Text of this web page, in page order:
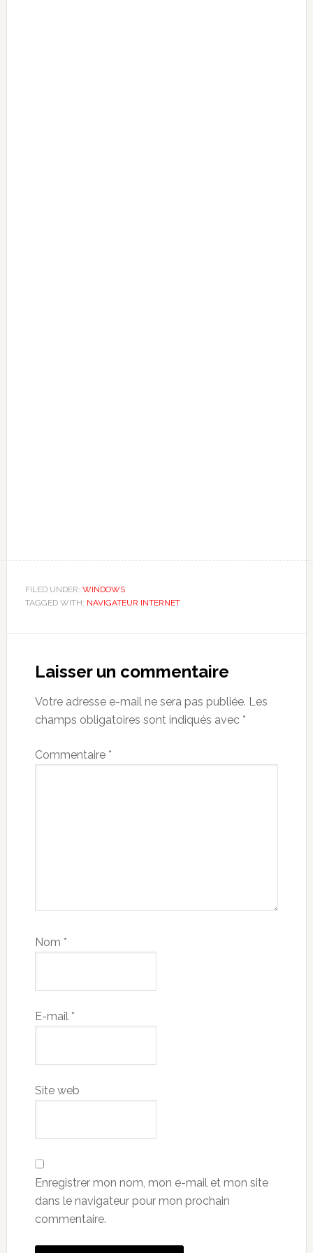
FILED UNDER: WINDOWS
TAGGED WITH: NAVIGATEUR INTERNET
Interactions
Laisser un commentaire
Votre adresse e-mail ne sera pas publiée. Les
champs obligatoires sont indiqués avec *
Commentaire *
Nom *
E-mail *
Site web
Enregistrer mon nom, mon e-mail et mon site
dans le navigateur pour mon prochain
commentaire.